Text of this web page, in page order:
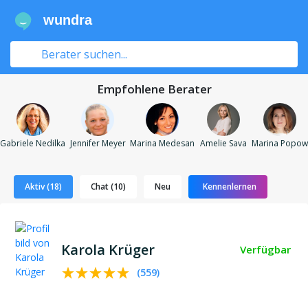
wundra
Empfohlene Berater
Gabriele Nedilka Jennifer Meyer Marina Medesan Amelie Sava Marina Popow
Aktiv (18) Chat (10) Neu Kennenlernen
Karola Krüger
(559)
Verfügbar